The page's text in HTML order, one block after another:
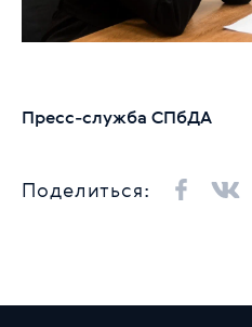
Пресс-служба СПбДА
Поделиться: